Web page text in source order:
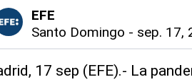
EFE
Santo Domingo - sep. 17,
17 sep (EFE).- La